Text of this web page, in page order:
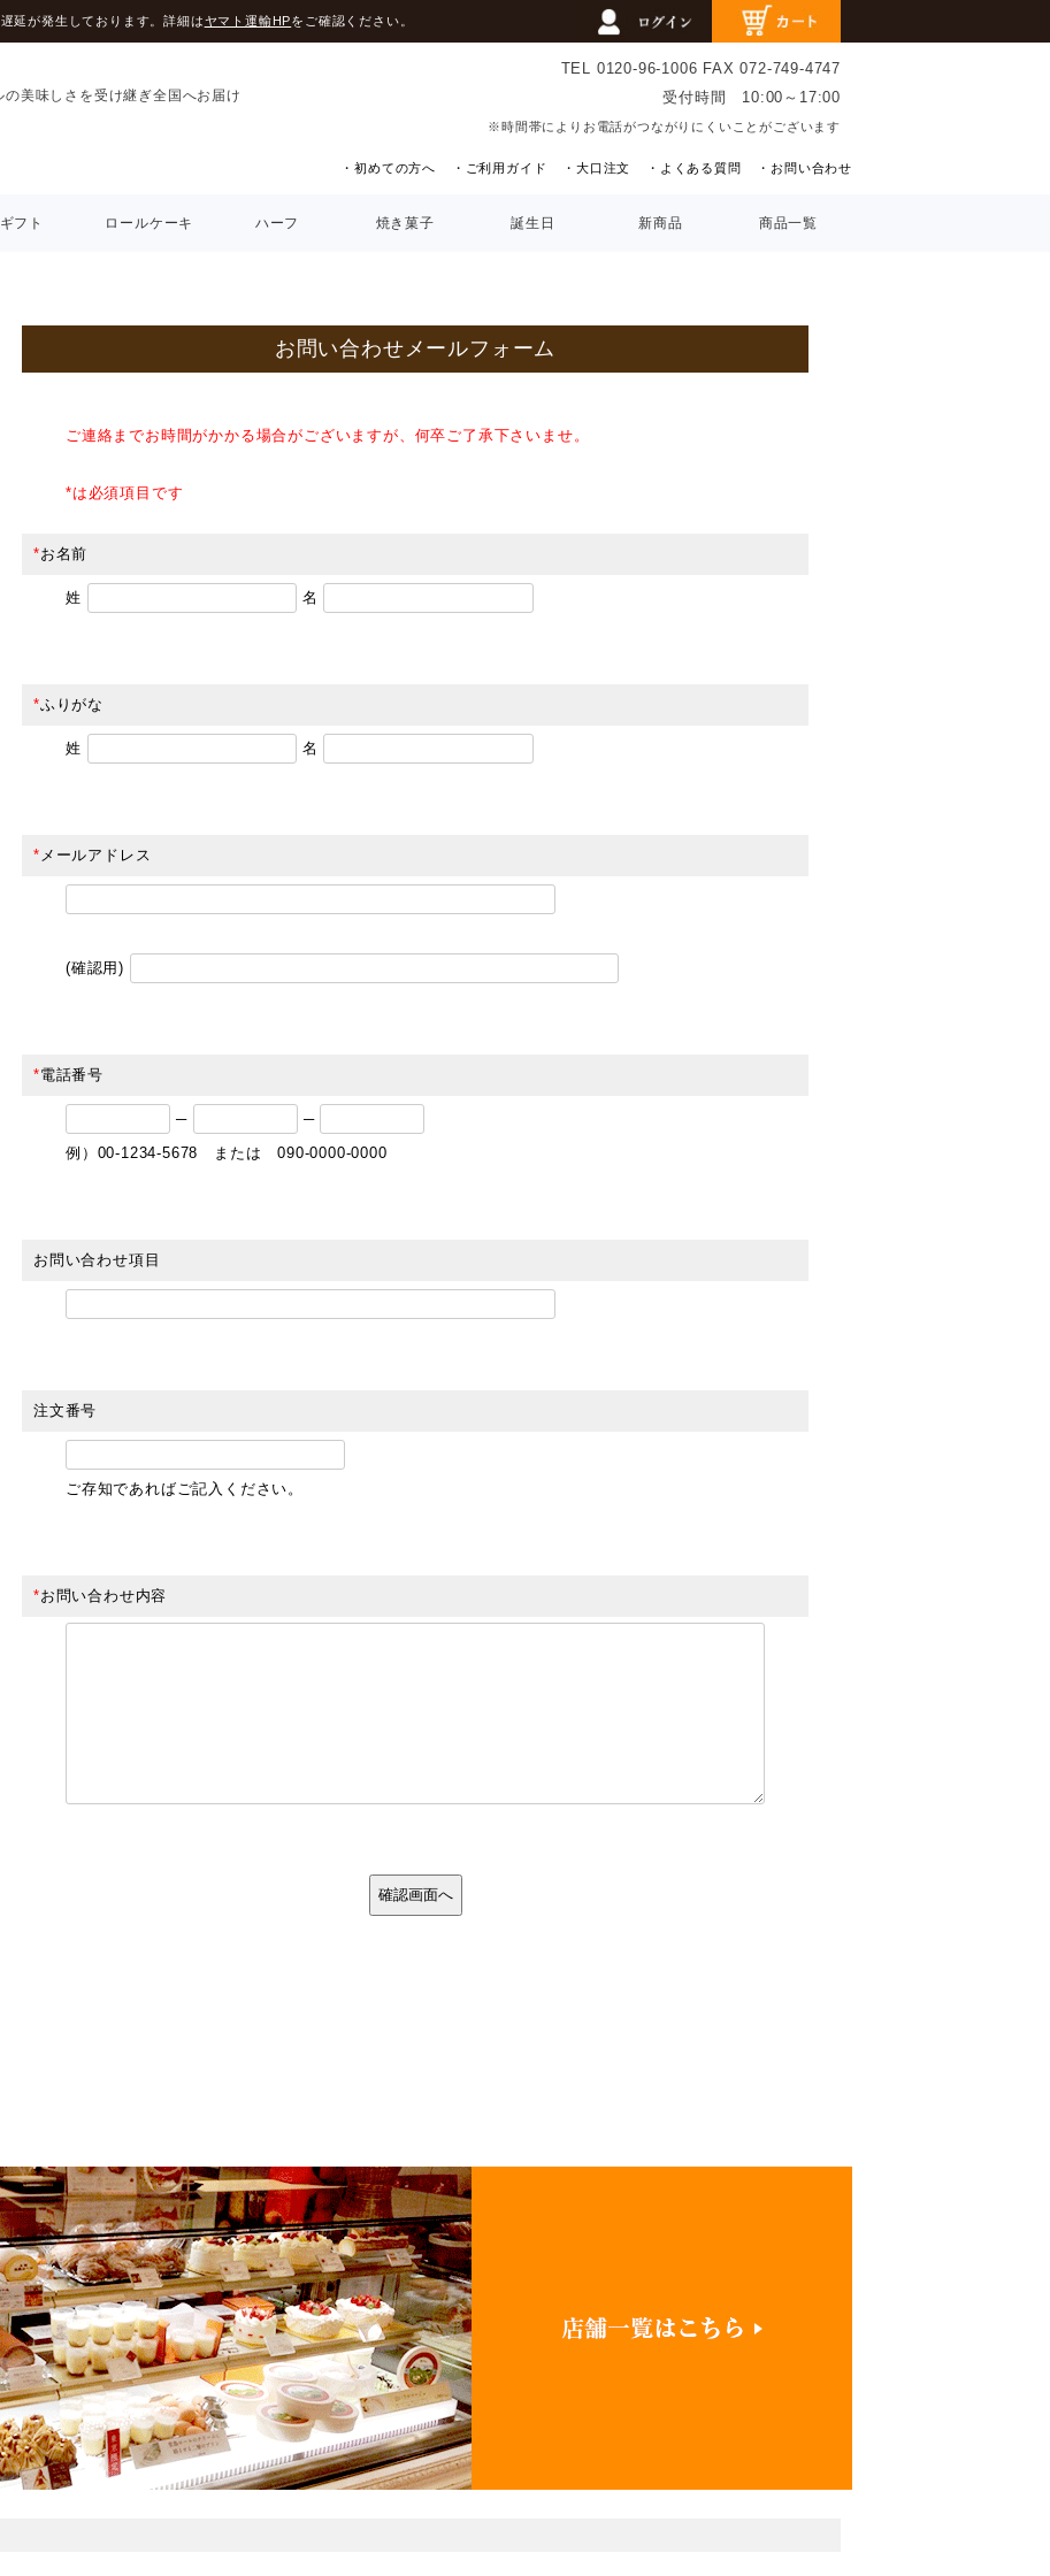
延が発生しております。詳細はヤマト運輸HPをご確認ください。
の美味しさを受け継ぎ全国へお届け
TEL 0120-96-1006 FAX 072-749-4747
受付時間 10:00～17:00
※時間帯によりお電話がつながりにくいことがございます
・初めての方へ ・ご利用ガイド ・大口注文 ・よくある質問 ・お問い合わせ
ギフト ロールケーキ ハーフ 焼き菓子 誕生日 新商品 商品一覧
お問い合わせメールフォーム
ご連絡までお時間がかかる場合がございますが、何卒ご了承下さいませ。
*は必須項目です
*お名前
姓 名
*ふりがな
姓 名
* メールアドレス
(確認用)
*電話番号
─
─
例）00-1234-5678 または 090-0000-0000
お問い合わせ項目
注文番号
ご存知であればご記入ください。
*お問い合わせ内容